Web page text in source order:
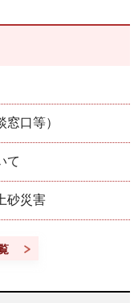
口等）
て
砂災害